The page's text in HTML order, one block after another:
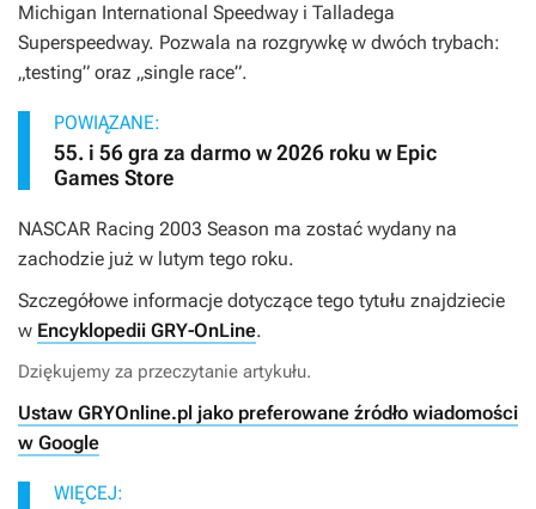
Michigan International Speedway i Talladega
Superspeedway. Pozwala na rozgrywkę w dwóch trybach:
„testing” oraz „single race”.
POWIĄZANE:
55. i 56 gra za darmo w 2026 roku w Epic
Games Store
NASCAR Racing 2003 Season ma zostać wydany na
zachodzie już w lutym tego roku.
Szczegółowe informacje dotyczące tego tytułu znajdziecie
w Encyklopedii GRY-OnLine.
Dziękujemy za przeczytanie artykułu.
Ustaw GRYOnline.pl jako preferowane źródło wiadomości
w Google
WIĘCEJ: